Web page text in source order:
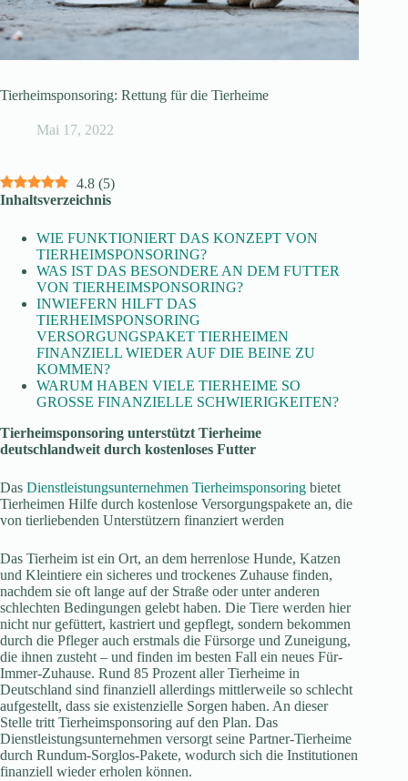
Tierheimsponsoring: Rettung für die Tierheime
Mai 17, 2022
4.8 (5)
Inhaltsverzeichnis
WIE FUNKTIONIERT DAS KONZEPT VON
TIERHEIMSPONSORING?
WAS IST DAS BESONDERE AN DEM FUTTER
VON TIERHEIMSPONSORING?
INWIEFERN HILFT DAS
TIERHEIMSPONSORING
VERSORGUNGSPAKET TIERHEIMEN
FINANZIELL WIEDER AUF DIE BEINE ZU
KOMMEN?
WARUM HABEN VIELE TIERHEIME SO
GROSSE FINANZIELLE SCHWIERIGKEITEN?
Tierheimsponsoring unterstützt Tierheime
deutschlandweit durch kostenloses Futter
Das Dienstleistungsunternehmen Tierheimsponsoring bietet
Tierheimen Hilfe durch kostenlose Versorgungspakete an, die
von tierliebenden Unterstützern finanziert werden
Das Tierheim ist ein Ort, an dem herrenlose Hunde, Katzen
und Kleintiere ein sicheres und trockenes Zuhause finden,
nachdem sie oft lange auf der Straße oder unter anderen
schlechten Bedingungen gelebt haben. Die Tiere werden hier
nicht nur gefüttert, kastriert und gepflegt, sondern bekommen
durch die Pfleger auch erstmals die Fürsorge und Zuneigung,
die ihnen zusteht – und finden im besten Fall ein neues Für-
Immer-Zuhause. Rund 85 Prozent aller Tierheime in
Deutschland sind finanziell allerdings mittlerweile so schlecht
aufgestellt, dass sie existenzielle Sorgen haben. An dieser
Stelle tritt Tierheimsponsoring auf den Plan. Das
Dienstleistungsunternehmen versorgt seine Partner-Tierheime
durch Rundum-Sorglos-Pakete, wodurch sich die Institutionen
finanziell wieder erholen können.